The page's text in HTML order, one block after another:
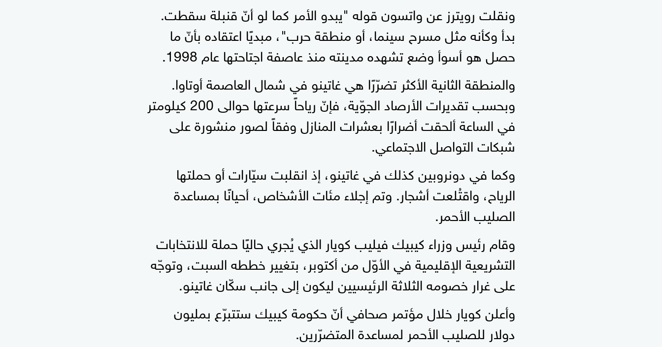
ونقلت رويترز عن واتسون قوله "يبدو الأمر كما لو أنّ قنبلة سقطت.
بدأ وكأنه مثل مسرح سينما، أو منطقة حرب"، مبديًا اعتقاده بأنّ ما
حصل هو أسوأ وضع تشهده مدينته منذ عاصفة اجتاحتها عام 1998.
والمنطقة الثانية الأكثر تضرّرًا هي غاتينو في شمال العاصمة أوتاوا.
وبحسب تقديرات الأرصاد الجوّية، فإنّ رياحاً سرعتها حوالى 200 كيلومتر
في الساعة ألحقت أضرارًا بعشرات المنازل وفقاً لصور منشورة على
شبكات التواصل الاجتماعي.
وكما في دونروبين كذلك في غاتينو، إذ انقلبت سيّارات أو حملتها
الرياح، واقتُلعت أشجار. وتم إجلاء مئات الأشخاص، أحيانًا بمساعدة
الصليب الأحمر.
وقام رئيس وزراء كيبيك فيليب كويار الذي يُجري حاليًا حملة للانتخابات
التشريعية الإقليمية في الأوّل من أكتوبر، بتغيير خططه السبت، وتوجّه
على غرار خصومه الثلاثة الرئيسيين ليكون إلى جانب سكّان غاتينو.
وأعلن كويار خلال مؤتمر صحافي أنّ حكومة كيبيك ستتبرّع بمليون
دولار للصليب الأحمر لمساعدة المتضرّرين.